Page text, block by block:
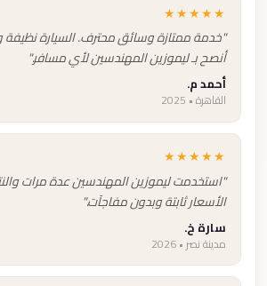
★★★★★
"خدمة ممتازة وسائق محترف. السيارة نظيفة
أنصح بـ ليموزين المهندسين لأي مسافر."
أحمد م.
القاهرة • 2025
★★★★★
"استخدمت ليموزين المهندسين عدة مرات
الأسعار ثابتة وبدون مفاجآت."
سارة خ.
مدينة نصر • 2026